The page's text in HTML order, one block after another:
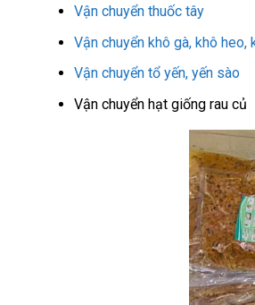
Vận chuyển thuốc tây
Vận chuyển khô gà, khô heo,
Vận chuyển tổ yến, yến sào
Vận chuyển hạt giống rau củ